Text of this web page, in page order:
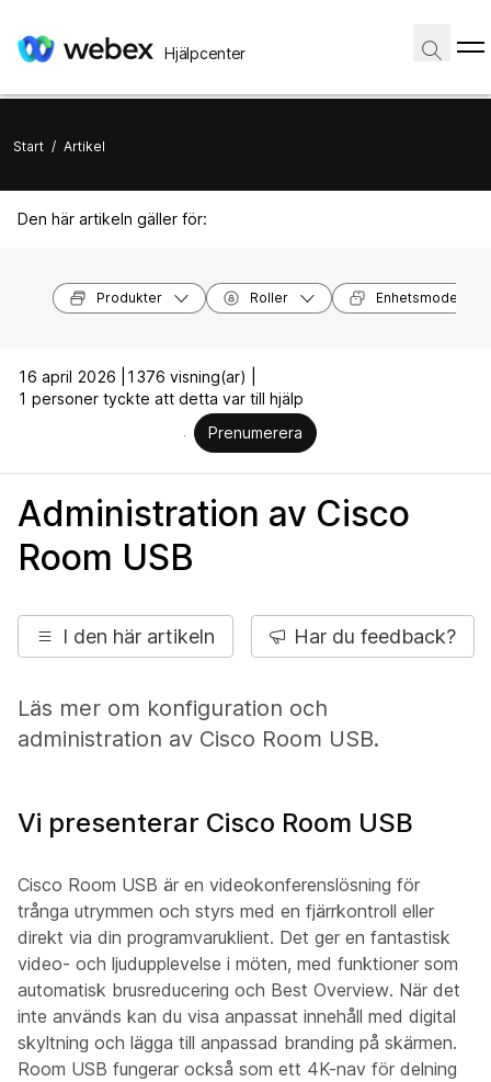
Hjälpcenter
Start / Artikel
Den här artikeln gäller för:
Produkter Roller Enhetsmodeller
16 april 2026 |
1376 visning(ar) |
1 personer tyckte att detta var till hjälp
Prenumerera
Administration av Cisco
Room USB
I den här artikeln Har du feedback?
Läs mer om konfiguration och
administration av Cisco Room USB.
Vi presenterar Cisco Room USB
Cisco Room USB är en videokonferenslösning för
trånga utrymmen och styrs med en fjärrkontroll eller
direkt via din programvaruklient. Det ger en fantastisk
video- och ljudupplevelse i möten, med funktioner som
automatisk brusreducering och Best Overview. När det
inte används kan du visa anpassat innehåll med digital
skyltning och lägga till anpassad branding på skärmen.
Room USB fungerar också som ett 4K-nav för delning